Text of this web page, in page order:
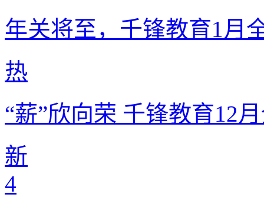
年关将至，千锋教育1月
热
“薪”欣向荣 千锋教育12
新
4